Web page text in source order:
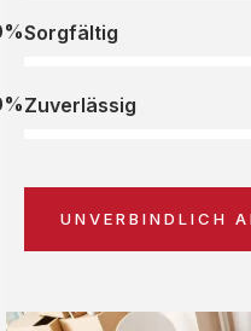
Sorgfältig
Zuverlässig
UNVERBINDLICH